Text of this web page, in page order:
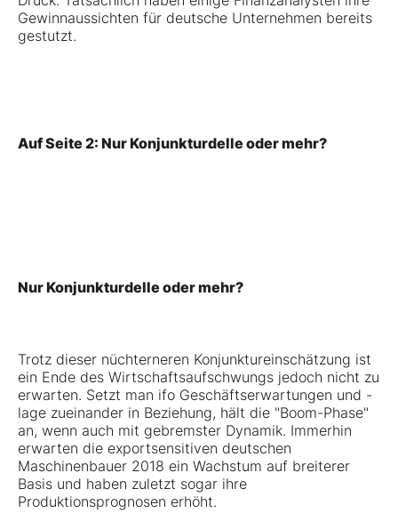
Gewinnaussichten für deutsche Unternehmen bereits
gestutzt.
Auf Seite 2: Nur Konjunkturdelle oder mehr?
Nur Konjunkturdelle oder mehr?
Trotz dieser nüchterneren Konjunktureinschätzung ist
ein Ende des Wirtschaftsaufschwungs jedoch nicht zu
erwarten. Setzt man ifo Geschäftserwartungen und -
lage zueinander in Beziehung, hält die "Boom-Phase"
an, wenn auch mit gebremster Dynamik. Immerhin
erwarten die exportsensitiven deutschen
Maschinenbauer 2018 ein Wachstum auf breiterer
Basis und haben zuletzt sogar ihre
Produktionsprognosen erhöht.